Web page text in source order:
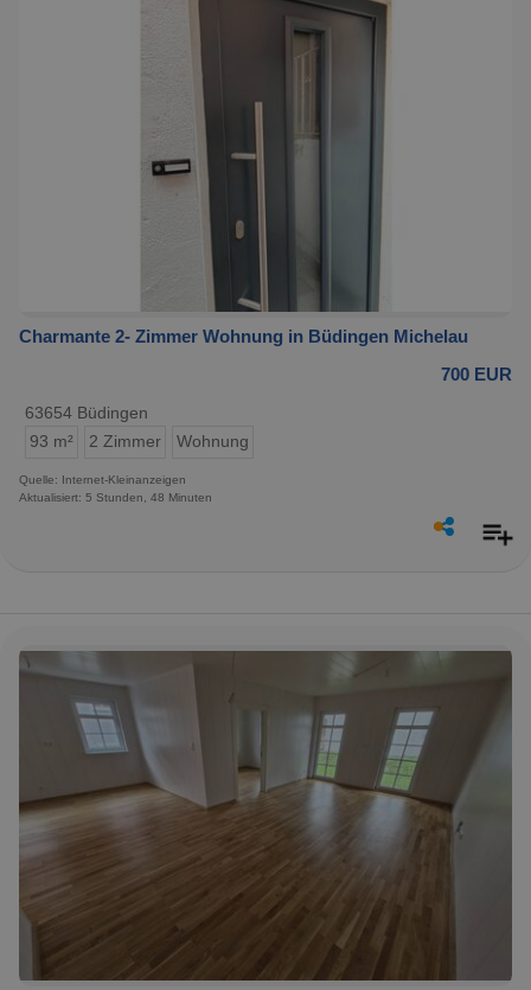
Charmante 2- Zimmer Wohnung in Büdingen Michelau
700 EUR
63654 Büdingen
93 m²
2 Zimmer Wohnung
Quelle: Internet-Kleinanzeigen
Aktualisiert: 5 Stunden, 48 Minuten